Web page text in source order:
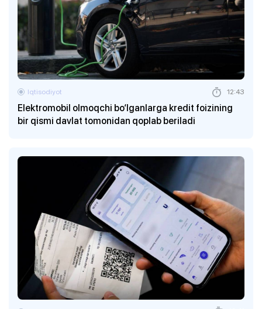
Elektromobil olmoqchi bo‘lganlarga kredit foizining
bir qismi davlat tomonidan qoplab beriladi
Iqtisodiyot 12:43